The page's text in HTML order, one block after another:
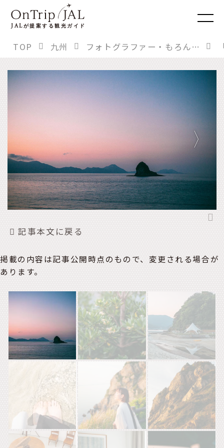
JALが提案する観光ガイド
TOP 九州 フォトグラファー・もろんのんさんに聞く。「もう一度行きたい！」あの旅先
記事本文に戻る
掲載の内容は記事公開時点のもので、変更される場合が
あります。